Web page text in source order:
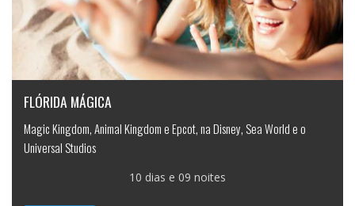
FLÓRIDA MÁGICA
Magic Kingdom, Animal Kingdom e Epcot, na Disney, Sea World e o
Universal Studios
10 dias e 09 noites